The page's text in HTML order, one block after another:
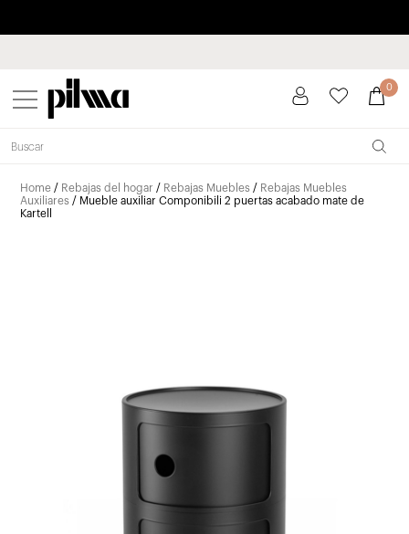
pilma 0
Home / Rebajas del hogar / Rebajas Muebles / Rebajas Muebles
Auxiliares / Mueble auxiliar Componibili 2 puertas acabado mate de
Kartell